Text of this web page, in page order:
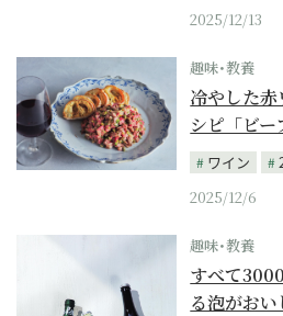
2025/12/13
趣味･教養
冷やした
シピ「ビ
ワイン
2025/12/6
趣味･教養
すべて
る泡がお